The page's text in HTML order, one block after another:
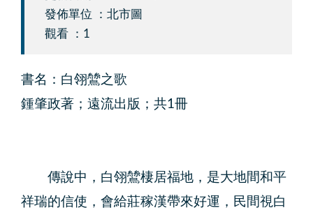
發佈單位 ：北市圖
觀看 ：1
書名：白翎鷥之歌
鍾肇政著；遠流出版；共1冊
傳說中，白翎鷥棲居福地，是大地間和平
祥瑞的信使，會給莊稼漢帶來好運，民間視白